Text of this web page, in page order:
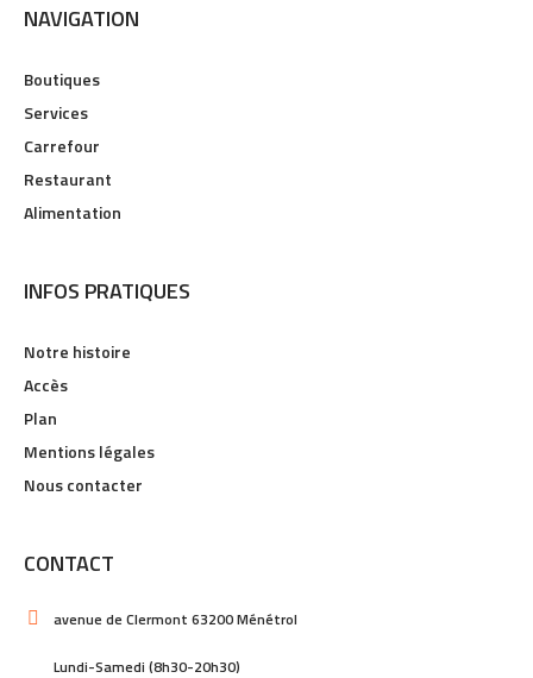
NAVIGATION
Boutiques
Services
Carrefour
Restaurant
Alimentation
INFOS PRATIQUES
Notre histoire
Accès
Plan
Mentions légales
Nous contacter
CONTACT
avenue de Clermont 63200 Ménétrol
Lundi-Samedi (8h30-20h30)